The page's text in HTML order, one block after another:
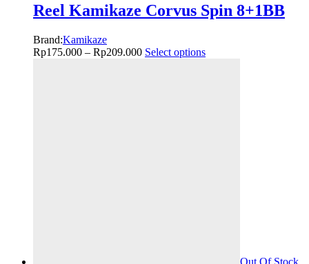
Reel Kamikaze Corvus Spin 8+1BB
Brand:Kamikaze
Rp175.000 – Rp209.000 Select options
Out Of Stock